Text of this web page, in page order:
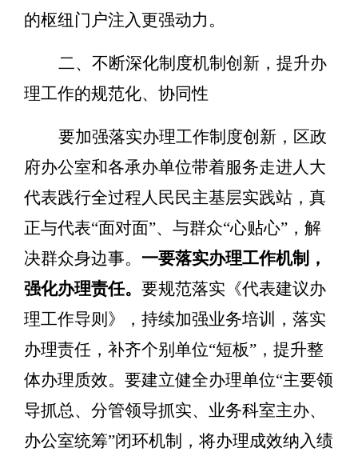
的枢纽门户注入更强动力。
二、不断深化制度机制创新，提升办
理工作的规范化、协同性
要加强落实办理工作制度创新，区政
府办公室和各承办单位带着服务走进人大
代表践行全过程人民民主基层实践站，真
正与代表“面对面”、与群众“心贴心” ，解
决群众身边事。 一要落实办理工作机制，
强化办理责任。要规范落实《代表建议办
理工作导则》，持续加强业务培训，落实
办理责任，补齐个别单位“短板” ，提升整
体办理质效。要建立健全办理单位“主要领
导抓总、分管领导抓实、业务科室主办、
办公室统筹”闭环机制，将办理成效纳入绩